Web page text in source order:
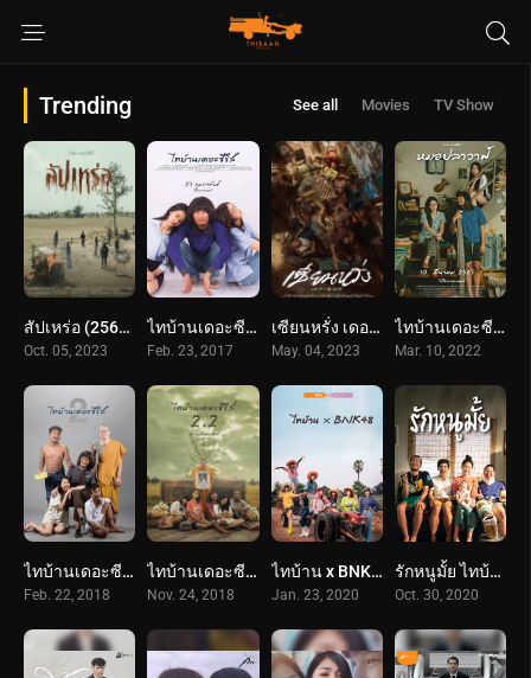
Trending See all Movies TV Show
สัปเหร่อ (2566) The Undertaker
Oct. 05, 2023
ไทบ้านเดอะซีรีส์ (2017) Thi Baan The Series
Feb. 23, 2017
เซียนหรั่ง เดอะมูฟวี่ (2566) Best Friends Forever
May. 04, 2023
ไทบ้านเดอะซีรีส์ หมอปลาวาฬ (2065) Thi Baan The Series: Moh Pla Wan
Mar. 10, 2022
ไทบ้านเดอะซีรีส์ 2.1 / Part 1 (2561) Thi Baan The Series 2.1
Feb. 22, 2018
ไทบ้านเดอะซีรีส์ 2.2 / Part 2 (2561) Thi Baan The Series 2.2
Nov. 24, 2018
ไทบ้าน x BNK48 จากใจผู้สาวคนนี้ (2563) Thi-Baan x BNK48
Jan. 23, 2020
รักหนูมั้ย ไทบ้าน (2563) Call Me Daddy
Oct. 30, 2020